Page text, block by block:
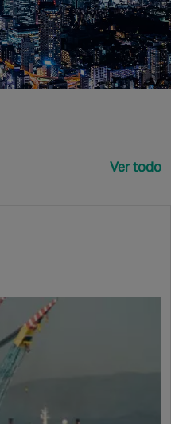
Ver todo